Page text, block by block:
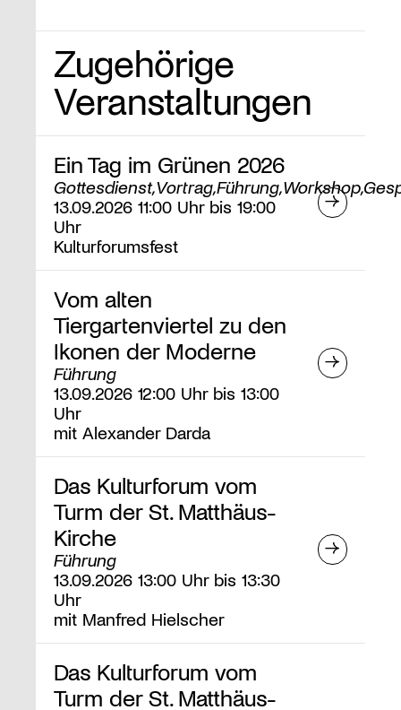
Zugehörige
Veranstaltungen
Ein Tag im Grünen 2026
13.09.2026 11:00 Uhr bis 19:00
Uhr
Kulturforumsfest
Vom alten
Tiergartenviertel zu den
Ikonen der Moderne
Führung
13.09.2026 12:00 Uhr bis 13:00
Uhr
mit Alexander Darda
Das Kulturforum vom
Turm der St. Matthäus-
Kirche
Führung
13.09.2026 13:00 Uhr bis 13:30
Uhr
mit Manfred Hielscher
Das Kulturforum vom
Turm der St. Matthäus-